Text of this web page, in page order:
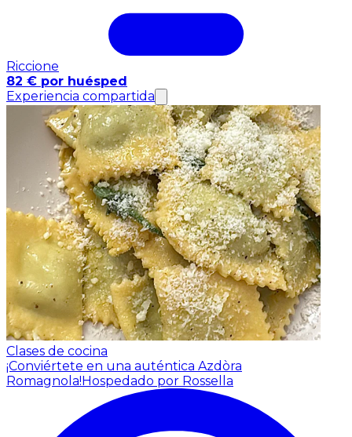
Riccione
82 € por huésped
Experiencia compartida
Clases de cocina
¡Conviértete en una auténtica Azdòra
Romagnola!Hospedado por Rossella